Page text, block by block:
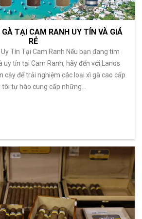
TẠI CAM RANH UY TÍN VÀ GIÁ
RẺ
Tín Tại Cam Ranh Nếu bạn đang tìm
uy tín tại Cam Ranh, hãy đến với Lanos
cậy để trải nghiệm các loại xì gà cao cấp.
tôi tự hào cung cấp những…